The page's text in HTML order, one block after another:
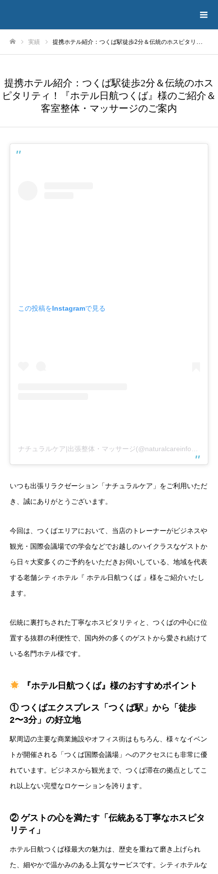
実績 提携ホテル紹介：つくば駅徒歩2分＆伝統のホスピタリティ！『ホテル日航つくば』様のご紹介＆客室整体・マッサージのご案内
提携ホテル紹介：つくば駅徒歩2分＆伝統のホス
ピタリティ！『ホテル日航つくば』様のご紹介＆
客室整体・マッサージのご案内
この投稿をInstagramで見る
いつも出張リラクゼーション「ナチュラルケア」をご利用いただ
き、誠にありがとうございます。
今回は、つくばエリアにおいて、当店のトレーナーがビジネスや
観光・国際会議場での学会などでお越しのハイクラスなゲストか
ら日々大変多くのご予約をいただきお伺いしている、地域を代表
する老舗シティホテル『 ホテル日航つくば 』様をご紹介いたし
ます。
伝統に裏打ちされた丁寧なホスピタリティと、つくばの中心に位
置する抜群の利便性で、国内外の多くのゲストから愛され続けて
いる名門ホテル様です。
『ホテル日航つくば』様のおすすめポイント
① つくばエクスプレス「つくば駅」から「徒歩
2〜3分」の好立地
駅周辺の主要な商業施設やオフィス街はもちろん、様々なイベン
トが開催される「つくば国際会議場」へのアクセスにも非常に優
れています。ビジネスから観光まで、つくば滞在の拠点としてこ
れ以上ない完璧なロケーションを誇ります。
② ゲストの心を満たす「伝統ある丁寧なホスピタ
リティ」
ホテル日航つくば様最大の魅力は、歴史を重ねて磨き上げられ
た、細やかで温かみのある上質なサービスです。シティホテルな